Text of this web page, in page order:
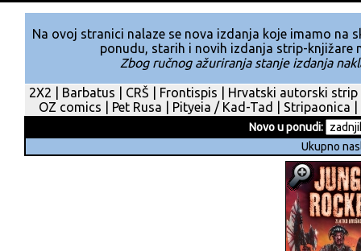
Na ovoj stranici nalaze se nova izdanja koje imamo na
ponudu, starih i novih izdanja strip-knjižare
Zbog ručnog ažuriranja stanje izdanja
2X2 Barbatus CRŠ Frontispis Hrvatski autorski strip
OZ comics
Pet Rusa Pityeia / Kad-Tad Stripaonica
Novo u ponudi:
Ukupno